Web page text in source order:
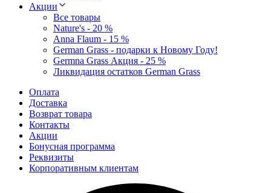
Акции
Все товары
Nature's - 20 %
Anna Flaum - 15 %
German Grass - подарки к Новому Году!
Germna Grass Акция - 25 %
Ликвидация остатков German Grass
Оплата
Доставка
Возврат товара
Контакты
Акции
Бонусная программа
Реквизиты
Корпоративным клиентам